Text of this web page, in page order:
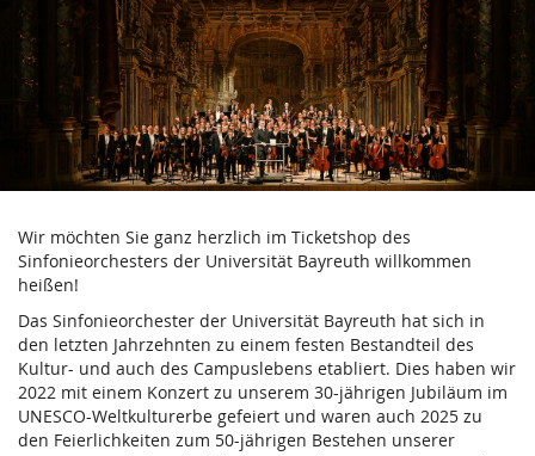
Zum
Haupt-
Inhalt
springen
Verein
der
Freunde
und
Förderer
des
Sinfonieorchesters
der
Universität
Wir möchten Sie ganz herzlich im Ticketshop des
Sinfonieorchesters der Universität Bayreuth willkommen
heißen!
Das Sinfonieorchester der Universität Bayreuth hat sich in
den letzten Jahrzehnten zu einem festen Bestandteil des
Kultur- und auch des Campuslebens etabliert. Dies haben wir
2022 mit einem Konzert zu unserem 30-jährigen Jubiläum im
UNESCO-Weltkulturerbe gefeiert und waren auch 2025 zu
den Feierlichkeiten zum 50-jährigen Bestehen unserer